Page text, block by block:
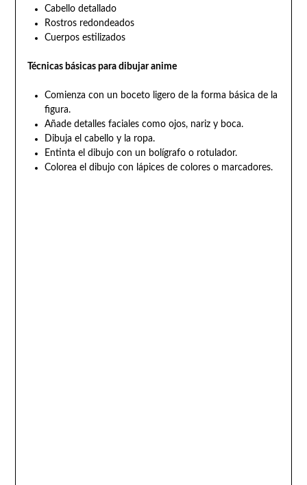
Cabello detallado
Rostros redondeados
Cuerpos estilizados
Técnicas básicas para dibujar anime
Comienza con un boceto ligero de la forma básica de la
figura.
Añade detalles faciales como ojos, nariz y boca.
Dibuja el cabello y la ropa.
Entinta el dibujo con un bolígrafo o rotulador.
Colorea el dibujo con lápices de colores o marcadores.